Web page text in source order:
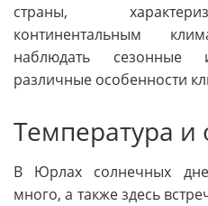
страны,
континентальным
наблюдать
различные особенности
Температура и
В Юрлах солнечных
много, а также здесь